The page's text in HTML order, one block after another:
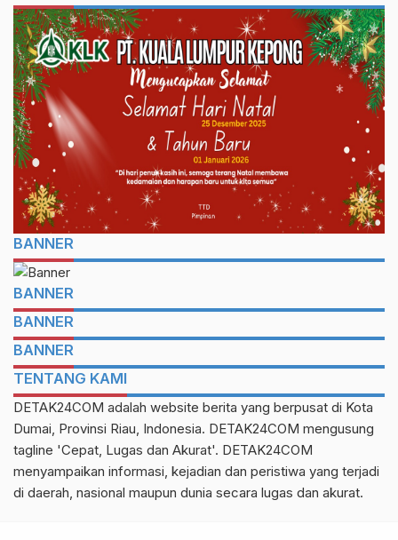
BANNER
BANNER
BANNER
BANNER
TENTANG KAMI
DETAK24COM adalah website berita yang berpusat di Kota
Dumai, Provinsi Riau, Indonesia. DETAK24COM mengusung
tagline 'Cepat, Lugas dan Akurat'. DETAK24COM
menyampaikan informasi, kejadian dan peristiwa yang terjadi
di daerah, nasional maupun dunia secara lugas dan akurat.